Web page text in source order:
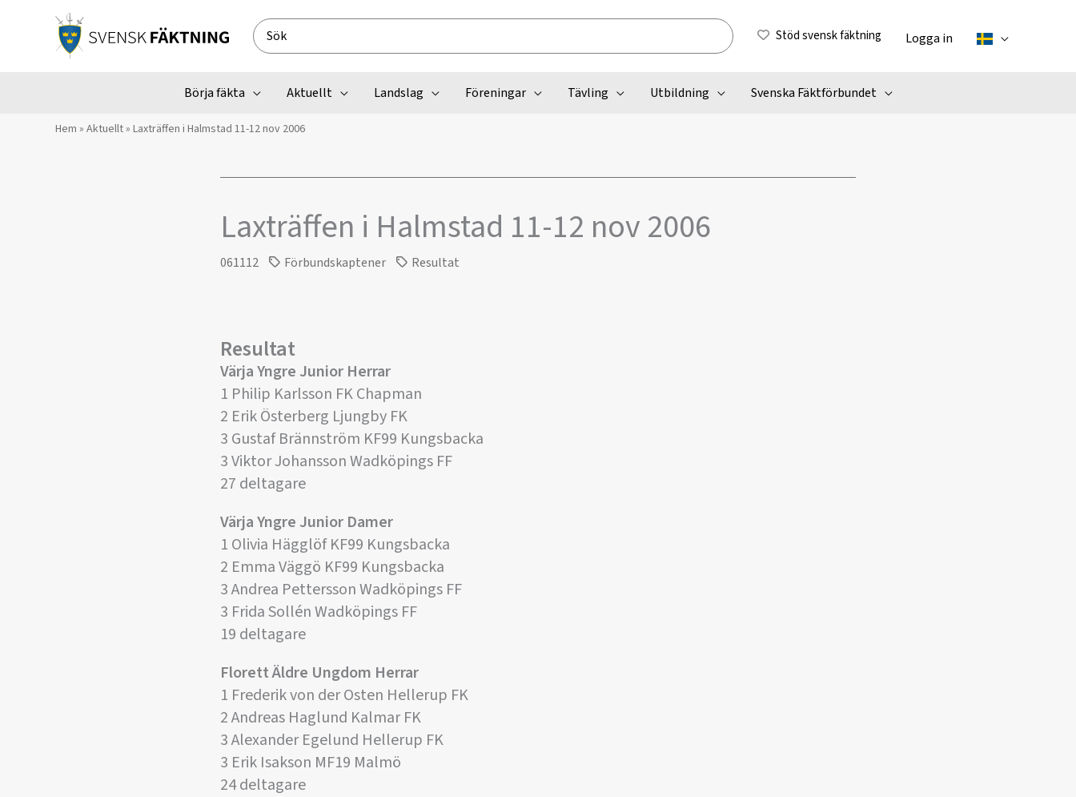
Search
for:
Stöd svensk fäktning Logga in
Börja fäkta Aktuellt Landslag Föreningar Tävling Utbildning Svenska Fäktförbundet
Hem » Aktuellt» Laxträffen i Halmstad 11-12 nov 2006
Laxträffen i Halmstad 11-12 nov 2006
061112 Förbundskaptener Resultat
Resultat
Värja Yngre Junior Herrar
1 Philip Karlsson FK Chapman
2 Erik Österberg Ljungby FK
3 Gustaf Brännström KF99 Kungsbacka
3 Viktor Johansson Wadköpings FF
27 deltagare
Värja Yngre Junior Damer
1 Olivia Hägglöf KF99 Kungsbacka
2 Emma Väggö KF99 Kungsbacka
3 Andrea Pettersson Wadköpings FF
3 Frida Sollén Wadköpings FF
19 deltagare
Florett Äldre Ungdom Herrar
1 Frederik von der Osten Hellerup FK
2 Andreas Haglund Kalmar FK
3 Alexander Egelund Hellerup FK
3 Erik Isakson MF19 Malmö
24 deltagare